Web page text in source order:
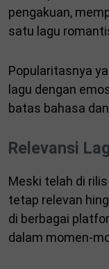
pengakuan,
satu lagu
Popularitasnya
lagu dengan
batas bahasa
Relevansi
Meski telah di
tetap relevan
di berbagai
dalam momen-